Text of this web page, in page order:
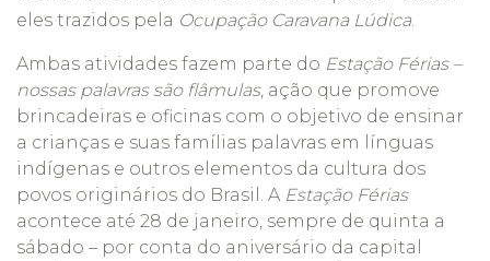
eles trazidos pela Ocupação Caravana Lúdica.
Ambas atividades fazem parte do Estação Férias –
nossas palavras são flâmulas, ação que promove
brincadeiras e oficinas com o objetivo de ensinar
a crianças e suas famílias palavras em línguas
indígenas e outros elementos da cultura dos
povos originários do Brasil. A Estação Férias
acontece até 28 de janeiro, sempre de quinta a
sábado – por conta do aniversário da capital